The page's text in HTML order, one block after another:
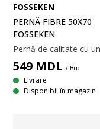
FOSSEKEN
PERNĂ FIBRE 50X70
FOSSEKEN
549 MDL / Buc
Livrare
Disponibil în magazin